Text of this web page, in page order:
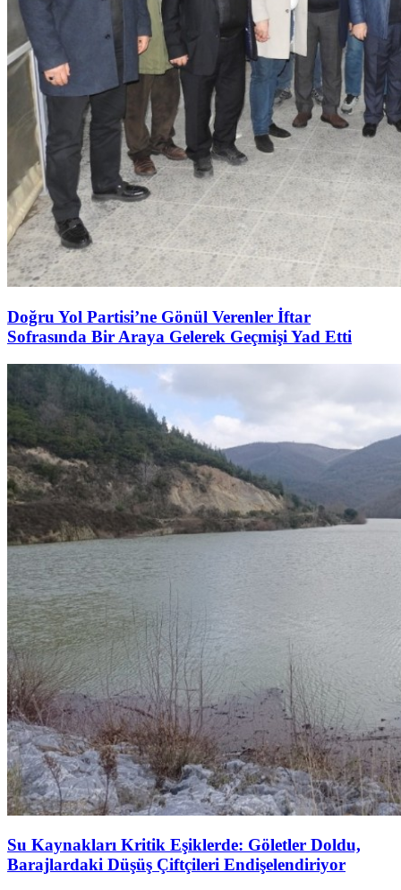
Doğru Yol Partisi’ne Gönül Verenler İftar
Sofrasında Bir Araya Gelerek Geçmişi Yad Etti
Su Kaynakları Kritik Eşiklerde: Göletler Doldu,
Barajlardaki Düşüş Çiftçileri Endişelendiriyor